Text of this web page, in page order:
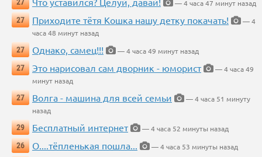
27
— 4 часа 47 минут назад
27
Приходите тётя Кошка нашу детку покачать!
— 4
часа 48 минут назад
27
Однако, самец!!!
— 4 часа 49 минут назад
27
Это нарисовал сам дворник - юморист
— 4 часа 49
минут назад
27
Волга - машина для всей семьи
— 4 часа 51 минуту
назад
29
Бесплатный интернет
— 4 часа 52 минуты назад
26
О....тёпленькая пошла...
— 4 часа 53 минуты назад